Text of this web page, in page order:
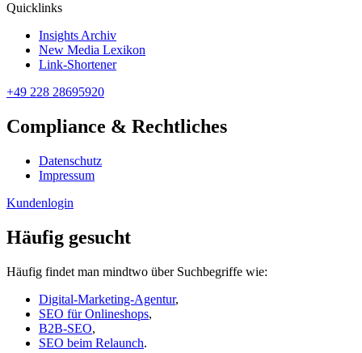
Quicklinks
Insights Archiv
New Media Lexikon
Link-Shortener
+49 228 28695920
Compliance & Rechtliches
Datenschutz
Impressum
Kundenlogin
Häufig gesucht
Häufig findet man mindtwo über Suchbegriffe wie:
Digital-Marketing-Agentur,
SEO für Onlineshops,
B2B-SEO,
SEO beim Relaunch.